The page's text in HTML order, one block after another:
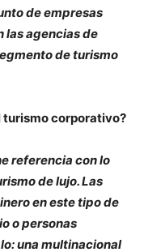
de empresas
las agencias de
de turismo
turismo corporativo?
referencia con lo
de lujo. Las
en este tipo de
o personas
una multinacional